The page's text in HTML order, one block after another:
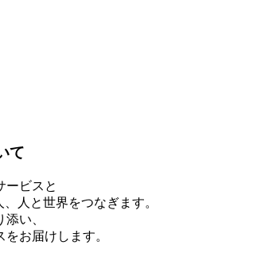
て
ービスと
人と世界をつなぎます。
い、
お届けします。